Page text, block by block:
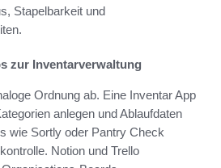
Stapelbarkeit und
zur Inventarverwaltung
Ordnung ab. Eine Inventar App
anlegen und Ablaufdaten
wie Sortly oder Pantry Check
Notion und Trello